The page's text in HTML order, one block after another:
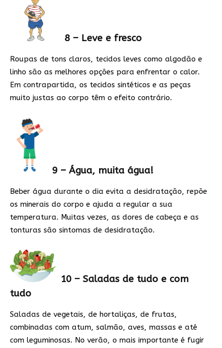
8 – Leve e fresco
Roupas de tons claros, tecidos leves como algodão e
linho são as melhores opções para enfrentar o calor.
Em contrapartida, os tecidos sintéticos e as peças
muito justas ao corpo têm o efeito contrário.
9 – Água, muita água!
Beber água durante o dia evita a desidratação, repõe
os minerais do corpo e ajuda a regular a sua
temperatura. Muitas vezes, as dores de cabeça e as
tonturas são sintomas de desidratação.
10 – Saladas de tudo e com
tudo
Saladas de vegetais, de hortaliças, de frutas,
combinadas com atum, salmão, aves, massas e até
com leguminosas. No verão, o mais importante é fugir